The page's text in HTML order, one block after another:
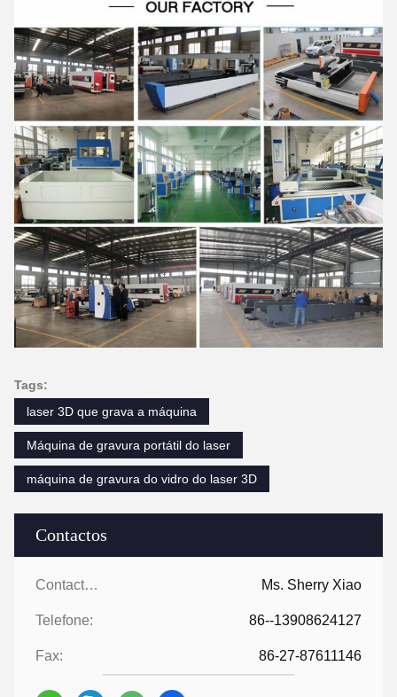
Contactos
Contactos: Ms. Sherry Xiao
Telefone: 86--13908624127
Fax: 86-27-87611146
Tags:
laser 3D que grava a máquina
Máquina de gravura portátil do laser
máquina de gravura do vidro do laser 3D